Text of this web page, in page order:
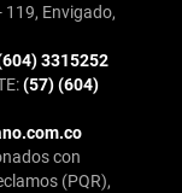
119, Envigado,
3315252
(57) (604)
con
(PQR),